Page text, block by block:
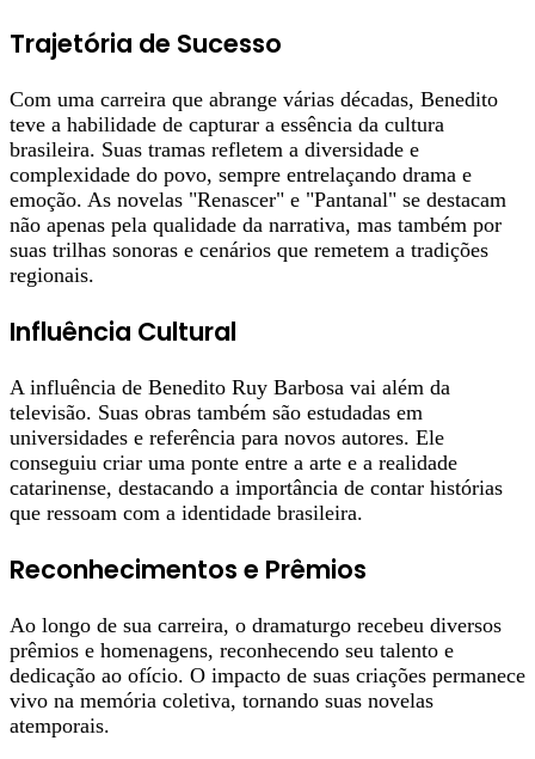
Trajetória de Sucesso
Com uma carreira que abrange várias décadas, Benedito
teve a habilidade de capturar a essência da cultura
brasileira. Suas tramas refletem a diversidade e
complexidade do povo, sempre entrelaçando drama e
emoção. As novelas "Renascer" e "Pantanal" se destacam
não apenas pela qualidade da narrativa, mas também por
suas trilhas sonoras e cenários que remetem a tradições
regionais.
Influência Cultural
A influência de Benedito Ruy Barbosa vai além da
televisão. Suas obras também são estudadas em
universidades e referência para novos autores. Ele
conseguiu criar uma ponte entre a arte e a realidade
catarinense, destacando a importância de contar histórias
que ressoam com a identidade brasileira.
Reconhecimentos e Prêmios
Ao longo de sua carreira, o dramaturgo recebeu diversos
prêmios e homenagens, reconhecendo seu talento e
dedicação ao ofício. O impacto de suas criações permanece
vivo na memória coletiva, tornando suas novelas
atemporais.